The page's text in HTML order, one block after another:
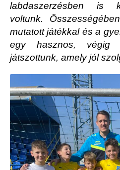
labdaszerzésben is
voltunk.
mutatott játékkal és a
egy hasznos, végig
játszottunk, amely jól